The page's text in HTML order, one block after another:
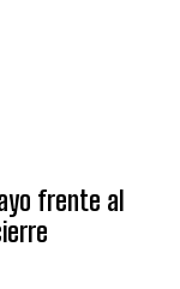
frente al